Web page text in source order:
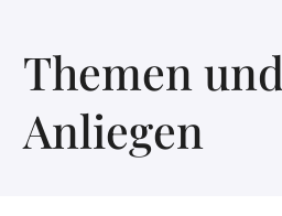
Themen und
Anliegen